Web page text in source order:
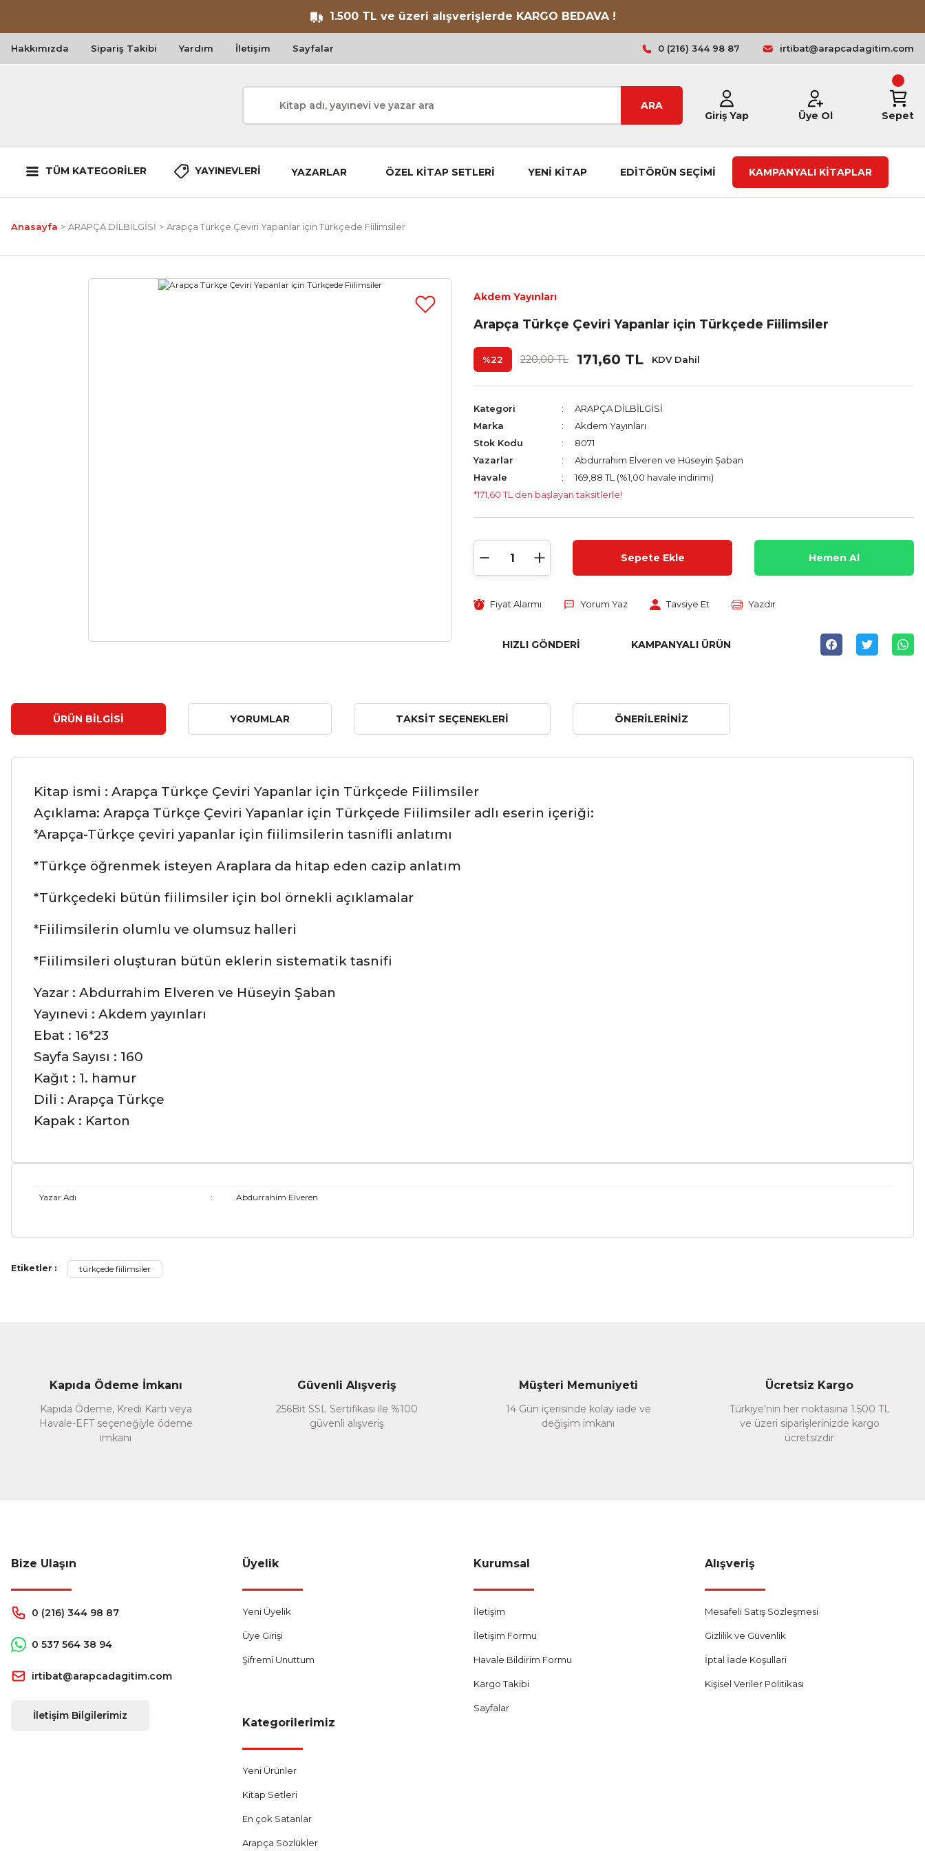
1.500 TL ve üzeri alışverişlerde KARGO BEDAVA !
Hakkımızda Sipariş Takibi Yardım İletişim Sayfalar 0 (216) 344 98 87 irtibat@arapcadagitim.com
ARA
Giriş Yap
Üye Ol Sepet
TÜM KATEGORİLER YAYINEVLERİ YAZARLAR ÖZEL KİTAP SETLERİ YENİ KİTAP EDİTÖRÜN SEÇİMİ KAMPANYALI KİTAPLAR
Anasayfa ARAPÇA DİLBİLGİSİ Arapça Türkçe Çeviri Yapanlar için Türkçede Fiilimsiler
Akdem Yayınları
Arapça Türkçe Çeviri Yapanlar için Türkçede Fiilimsiler
%22 220,00 TL 171,60 TL KDV Dahil
Kategori
ARAPÇA DİLBİLGİSİ
Marka
Akdem Yayınları
Stok Kodu
8071
Yazarlar
Abdurrahim Elveren ve Hüseyin Şaban
Havale
169,88 TL (%1,00 havale indirimi)
*171,60 TL den başlayan taksitlerle!
Sepete Ekle Hemen Al
Fiyat Alarmı Yorum Yaz Tavsiye Et Yazdır
HIZLI GÖNDERI KAMPANYALI ÜRÜN
ÜRÜN BILGISI YORUMLAR TAKSIT SEÇENEKLERI ÖNERILERINIZ
Kitap ismi : Arapça Türkçe Çeviri Yapanlar için Türkçede Fiilimsiler
Açıklama: Arapça Türkçe Çeviri Yapanlar için Türkçede Fiilimsiler adlı eserin içeriği:
*Arapça-Türkçe çeviri yapanlar için fiilimsilerin tasnifli anlatımı
*Türkçe öğrenmek isteyen Araplara da hitap eden cazip anlatım
*Türkçedeki bütün fiilimsiler için bol örnekli açıklamalar
*Fiilimsilerin olumlu ve olumsuz halleri
*Fiilimsileri oluşturan bütün eklerin sistematik tasnifi
Yazar : Abdurrahim Elveren ve Hüseyin Şaban
Yayınevi : Akdem yayınları
Ebat : 16*23
Sayfa Sayısı : 160
Kağıt : 1. hamur
Dili : Arapça Türkçe
Kapak : Karton
Yazar Adı : Abdurrahim Elveren
Bu ürünün fiyat bilgisi, resim, ürün açıklamalarında ve diğer konularda yetersiz gördüğünüz noktaları öneri formunu kullanarak tarafımıza iletebilirsiniz.
Görüş ve önerileriniz için teşekkür ederiz.
Bu ürüne benzer farklı alternatifler olmalı.
Etiketler : türkçede fiilimsiler
Kapıda Ödeme İmkanı
Kapıda Ödeme, Kredi Kartı veya
Havale-EFT seçeneğiyle ödeme
imkanı
Güvenli Alışveriş
256Bit SSL Sertifikası ile %100
güvenli alışveriş
Müşteri Memuniyeti
14 Gün içerisinde kolay iade ve
değişim imkanı
Ücretsiz Kargo
Türkiye'nin her noktasına 1.500 TL
ve üzeri siparişlerinizde kargo
ücretsizdir
Bize Ulaşın
0 (216) 344 98 87
0 537 564 38 94
irtibat@arapcadagitim.com
İletişim Bilgilerimiz
Üyelik
Yeni Üyelik
Üye Girişi
Şifremi Unuttum
Kurumsal
İletişim
İletişim Formu
Havale Bildirim Formu
Kargo Takibi
Sayfalar
Alışveriş
Mesafeli Satış Sözleşmesi
Gizlilik ve Güvenlik
İptal İade Koşullari
Kişisel Veriler Politikası
Kategorilerimiz
Yeni Ürünler
Kitap Setleri
En çok Satanlar
Arapça Sözlükler